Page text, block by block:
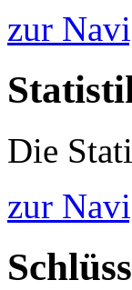
zur
Die
zur